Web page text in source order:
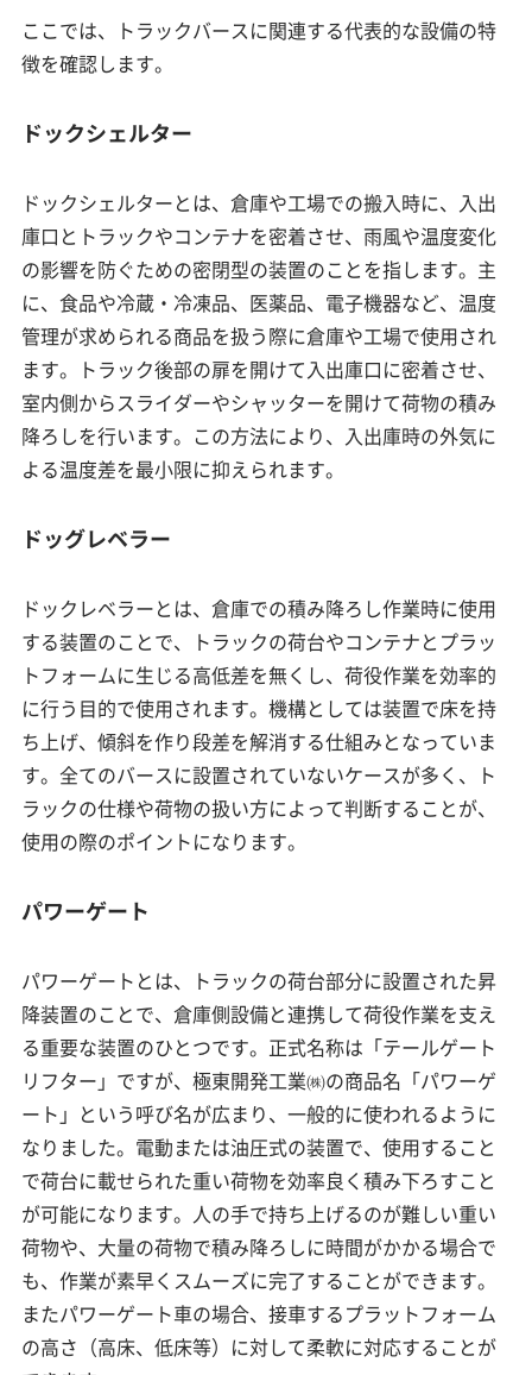
ここでは、トラックバースに関連する代表的な設備の特
徴を確認します。
ドックシェルター
ドックシェルターとは、倉庫や工場での搬入時に、入出
庫口とトラックやコンテナを密着させ、雨風や温度変化
の影響を防ぐための密閉型の装置のことを指します。主
に、食品や冷蔵・冷凍品、医薬品、電子機器など、温度
管理が求められる商品を扱う際に倉庫や工場で使用され
ます。トラック後部の扉を開けて入出庫口に密着させ、
室内側からスライダーやシャッターを開けて荷物の積み
降ろしを行います。この方法により、入出庫時の外気に
よる温度差を最小限に抑えられます。
ドッグレベラー
ドックレベラーとは、倉庫での積み降ろし作業時に使用
する装置のことで、トラックの荷台やコンテナとプラッ
トフォームに生じる高低差を無くし、荷役作業を効率的
に行う目的で使用されます。機構としては装置で床を持
ち上げ、傾斜を作り段差を解消する仕組みとなっていま
す。全てのバースに設置されていないケースが多く、ト
ラックの仕様や荷物の扱い方によって判断することが、
使用の際のポイントになります。
パワーゲート
パワーゲートとは、トラックの荷台部分に設置された昇
降装置のことで、倉庫側設備と連携して荷役作業を支え
る重要な装置のひとつです。正式名称は「テールゲート
リフター」ですが、極東開発工業㈱の商品名「パワーゲ
ート」という呼び名が広まり、一般的に使われるように
なりました。電動または油圧式の装置で、使用すること
で荷台に載せられた重い荷物を効率良く積み下ろすこと
が可能になります。人の手で持ち上げるのが難しい重い
荷物や、大量の荷物で積み降ろしに時間がかかる場合で
も、作業が素早くスムーズに完了することができます。
またパワーゲート車の場合、接車するプラットフォーム
の高さ（高床、低床等）に対して柔軟に対応することが